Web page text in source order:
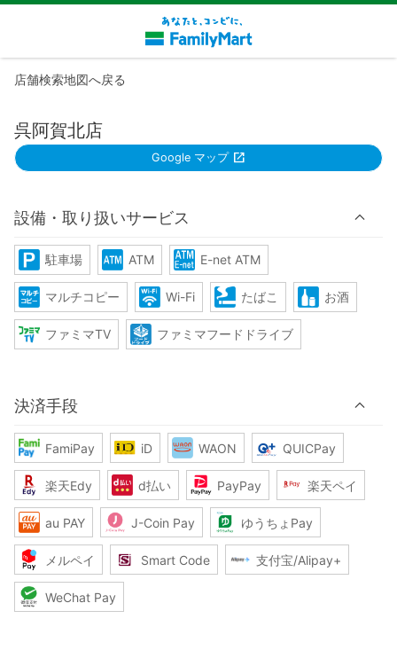
店舗検索地図へ戻る
呉阿賀北店
Google マップ
設備・取り扱いサービス
駐車場 ATM E-net ATM
マルチコピー Wi-Fi たばこ お酒
ファミマTV ファミマフードドライブ
決済手段
FamiPay iD WAON QUICPay
楽天Edy d払い PayPay 楽天ペイ
au PAY J-Coin Pay ゆうちょPay
メルペイ Smart Code 支付宝/Alipay+
WeChat Pay